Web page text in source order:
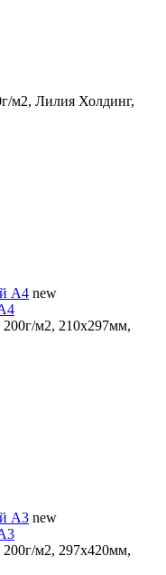
м2, Лилия Холдинг,
new
м2, 210х297мм,
new
м2, 297х420мм,